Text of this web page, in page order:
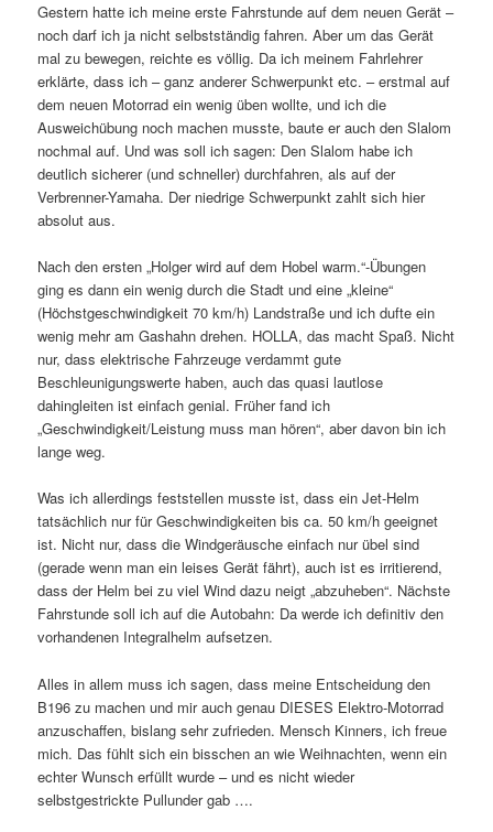
Gestern hatte ich meine erste Fahrstunde auf dem neuen Gerät –
noch darf ich ja nicht selbstständig fahren. Aber um das Gerät
mal zu bewegen, reichte es völlig. Da ich meinem Fahrlehrer
erklärte, dass ich – ganz anderer Schwerpunkt etc. – erstmal auf
dem neuen Motorrad ein wenig üben wollte, und ich die
Ausweichübung noch machen musste, baute er auch den Slalom
nochmal auf. Und was soll ich sagen: Den Slalom habe ich
deutlich sicherer (und schneller) durchfahren, als auf der
Verbrenner-Yamaha. Der niedrige Schwerpunkt zahlt sich hier
absolut aus.
Nach den ersten „Holger wird auf dem Hobel warm.“-Übungen
ging es dann ein wenig durch die Stadt und eine „kleine“
(Höchstgeschwindigkeit 70 km/h) Landstraße und ich dufte ein
wenig mehr am Gashahn drehen. HOLLA, das macht Spaß. Nicht
nur, dass elektrische Fahrzeuge verdammt gute
Beschleunigungswerte haben, auch das quasi lautlose
dahingleiten ist einfach genial. Früher fand ich
„Geschwindigkeit/Leistung muss man hören“, aber davon bin ich
lange weg.
Was ich allerdings feststellen musste ist, dass ein Jet-Helm
tatsächlich nur für Geschwindigkeiten bis ca. 50 km/h geeignet
ist. Nicht nur, dass die Windgeräusche einfach nur übel sind
(gerade wenn man ein leises Gerät fährt), auch ist es irritierend,
dass der Helm bei zu viel Wind dazu neigt „abzuheben“. Nächste
Fahrstunde soll ich auf die Autobahn: Da werde ich definitiv den
vorhandenen Integralhelm aufsetzen.
Alles in allem muss ich sagen, dass meine Entscheidung den
B196 zu machen und mir auch genau DIESES Elektro-Motorrad
anzuschaffen, bislang sehr zufrieden. Mensch Kinners, ich freue
mich. Das fühlt sich ein bisschen an wie Weihnachten, wenn ein
echter Wunsch erfüllt wurde – und es nicht wieder
selbstgestrickte Pullunder gab ….